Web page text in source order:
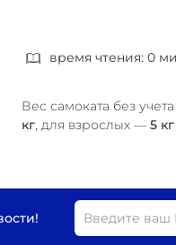
время чтения: 0
Вес самоката без
кг , для взрослых — 5 кг